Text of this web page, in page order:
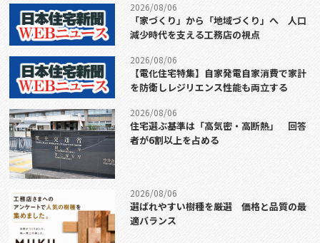
2026/08/06
「家づくり」から「地域づくり」へ 人口
減少時代を支える工務店の視点
2026/08/06
【電化住宅特集】自家発電自家消費で家計
を防衛しレジリエンス性能も両立する
2026/08/06
住宅選ぶ基準は「高気密・高断熱」 回答
者が6割以上を占める
2026/08/06
選ばれやすい樹種を厳選 価格と品質の最
適バランス